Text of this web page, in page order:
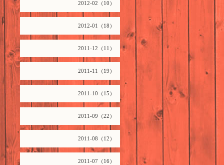
2012-02（10）
2012-01（18）
2011-12（11）
2011-11（19）
2011-10（15）
2011-09（22）
2011-08（12）
2011-07（16）